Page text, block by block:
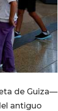
de Guiza—
antiguo